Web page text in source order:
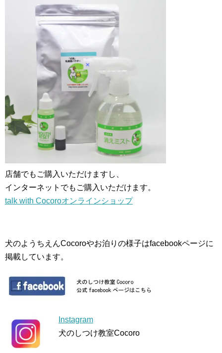
店舗でもご購入いただけますし、
インターネットでもご購入いただけます。
talk with Cocoroオンラインショップ
犬のようちえんCocoroやお泊りの様子はfacebookページに
掲載しています。
Instagram
犬のしつけ教室Cocoro